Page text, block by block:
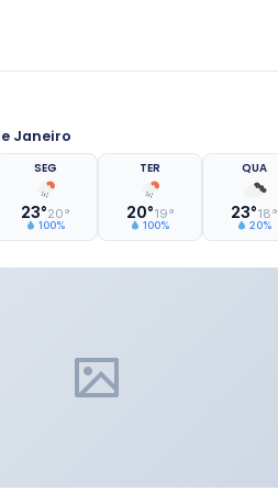
Janeiro
SEG
23°20°
100%
TER
20°19°
100%
QUA
23°18°
20%